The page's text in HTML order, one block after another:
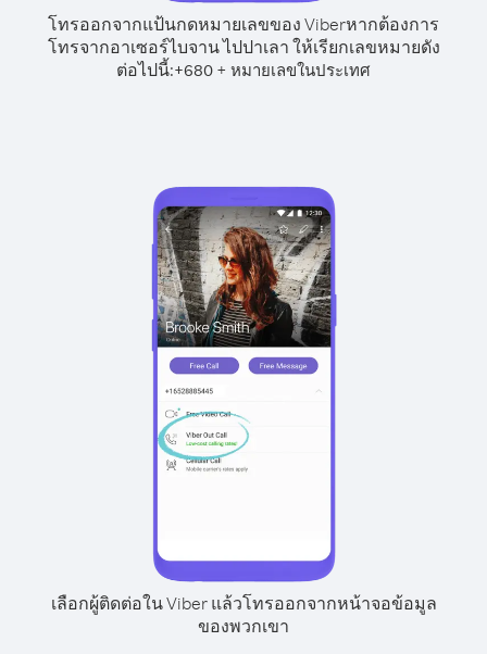
โทรออกจากแป้นกดหมายเลขของ Viberหากต้องการ
โทรจากอาเซอร์ไบจาน ไปปาเลา ให้เรียกเลขหมายดัง
ต่อไปนี้:+680 + หมายเลขในประเทศ
เลือกผู้ติดต่อใน Viber แล้วโทรออกจากหน้าจอข้อมูล
ของพวกเขา